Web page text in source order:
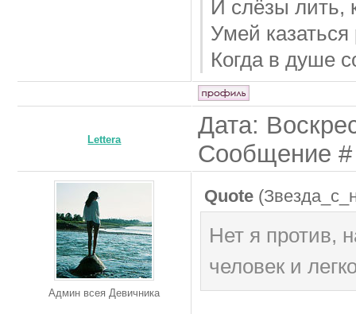
И слёзы лить,
Умей
Когда в душе
Lettera
Дата:
Сообщение
Админ всея Девичника
Quote (
Нет я против,
человек и